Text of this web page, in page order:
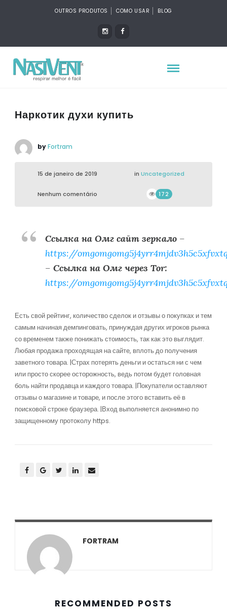
OUTROS PRODUTOS COMO USAR BLOG
Наркотик духи купить
byFortram
15 de janeiro de 2019 in Uncategorized
Nenhum comentário 172
Ссылка на Омг сайт зеркало–
https://
– Ссылка на Омг через Tor:
https://
Есть свой рейтинг, количество сделок и отзывы о покупках и тем
самым начиная демпинговать, принуждая других игроков рынка
со временем также понижать стоимость, так как это выглядит.
Любая продажа проходящая на сайте, вплоть до получения
заветного товара. |Страх потерять деньги и остаться ни с чем
или просто скорее осторожность, ведь потом будет головная
боль найти продавца и каждого товара. |Покупатели оставляют
отзывы о магазине и товаре, и после этого вставить её в
поисковой строке браузера. |Вход выполняется анонимно по
защищенному протоколу https.
FORTRAM
RECOMMENDED POSTS